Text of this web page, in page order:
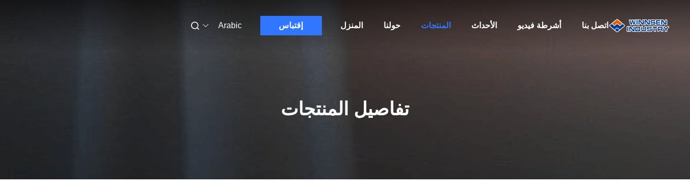
المنزل حولنا المنتجات الأحداث أشرطة فيديو اتصل بنا إقتباس Arabic
تفاصيل المنتجات